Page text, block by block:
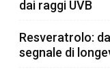
dai raggi UVB
Resveratrolo:
segnale di